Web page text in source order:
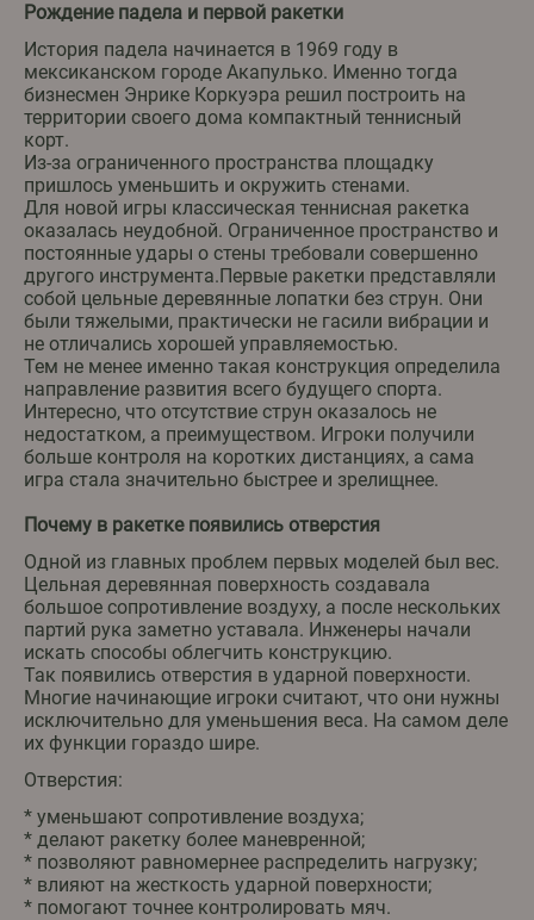
Рождение падела и первой ракетки
История падела начинается в 1969 году в
мексиканском городе Акапулько. Именно тогда
бизнесмен Энрике Коркуэра решил построить на
территории своего дома компактный теннисный
корт.
Из-за ограниченного пространства площадку
пришлось уменьшить и окружить стенами.
Для новой игры классическая теннисная ракетка
оказалась неудобной. Ограниченное пространство и
постоянные удары о стены требовали совершенно
другого инструмента.Первые ракетки представляли
собой цельные деревянные лопатки без струн. Они
были тяжелыми, практически не гасили вибрации и
не отличались хорошей управляемостью.
Тем не менее именно такая конструкция определила
направление развития всего будущего спорта.
Интересно, что отсутствие струн оказалось не
недостатком, а преимуществом. Игроки получили
больше контроля на коротких дистанциях, а сама
игра стала значительно быстрее и зрелищнее.
Почему в ракетке появились отверстия
Одной из главных проблем первых моделей был вес.
Цельная деревянная поверхность создавала
большое сопротивление воздуху, а после нескольких
партий рука заметно уставала. Инженеры начали
искать способы облегчить конструкцию.
Так появились отверстия в ударной поверхности.
Многие начинающие игроки считают, что они нужны
исключительно для уменьшения веса. На самом деле
их функции гораздо шире.
Отверстия:
* уменьшают сопротивление воздуха;
* делают ракетку более маневренной;
* позволяют равномернее распределить нагрузку;
* влияют на жесткость ударной поверхности;
* помогают точнее контролировать мяч.